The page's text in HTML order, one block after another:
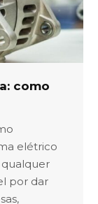
como
elétrico
qualquer
por dar